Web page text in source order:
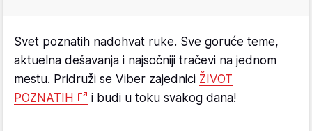
Svet poznatih nadohvat ruke. Sve goruće teme,
aktuelna dešavanja i najsočniji tračevi na jednom
mestu. Pridruži se Viber zajednici ŽIVOT
POZNATIH
i budi u toku svakog dana!